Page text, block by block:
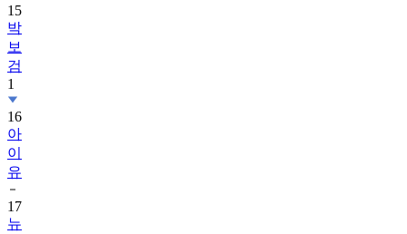
15
박
보
검
1
16
아
이
유
17
뉴